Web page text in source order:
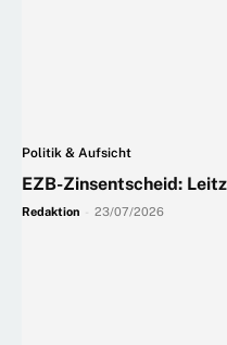
Politik & Aufsicht
EZB-Zinsentscheid:
Redaktion 23/07/2026